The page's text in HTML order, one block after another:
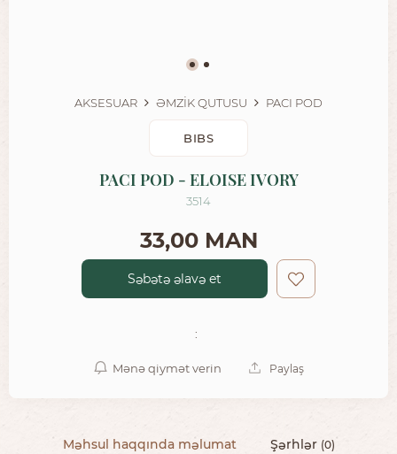
AKSESUAR ƏMZİK QUTUSU PACI POD
BIBS
PACI POD - ELOISE IVORY
3514
33,00 MAN
Səbətə əlavə et
:
Mənə qiymət verin Paylaş
Məhsul haqqında məlumat Şərhlər (0)